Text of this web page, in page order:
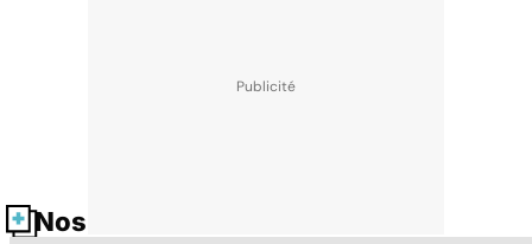
Nos fiches santé